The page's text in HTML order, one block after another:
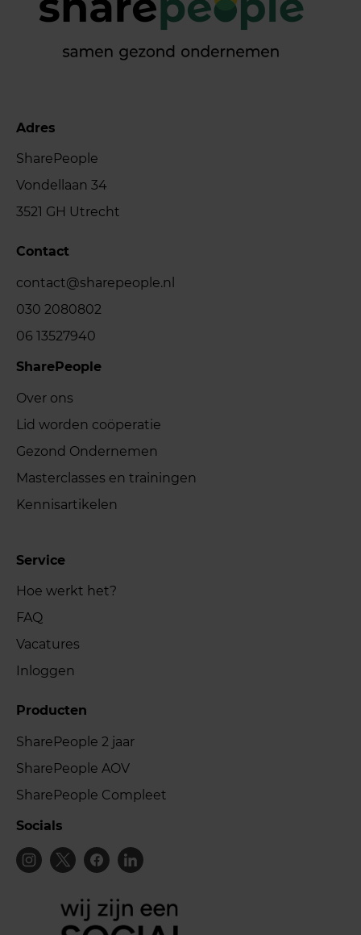
Adres
SharePeople
Vondellaan 34
3521 GH Utrecht
Contact
contact@sharepeople.nl
030 2080802
06 13527940
SharePeople
Over ons
Lid worden coöperatie
Gezond Ondernemen
Masterclasses en trainingen
Kennisartikelen
Service
Hoe werkt het?
FAQ
Vacatures
Inloggen
Producten
SharePeople 2 jaar
SharePeople AOV
SharePeople Compleet
Socials